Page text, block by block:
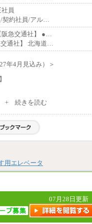
社員
契約社員/アル…
阪急交通社】 ●…
交通社】 北海道…
年4月見込み）＞
(※1)、247,000円(※2)、242,
円(※4)、237,000円（※
岡県
城県、栃木県、群馬県、長
富山県、石川県、岡山県、広
香川県、福岡県
取県、島根県、愛媛県、高
+ 続きを読む
用エレベータ
07月28日更新